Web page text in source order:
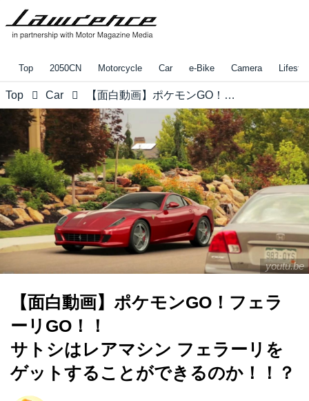
Top 2050CN Motorcycle Car e-Bike Camera
Top Car 【面白動画】ポケモンGO！フェラーリGO！！ サトシはレアマシン フェラーリをゲットすることができるのか！！？
youtu.be
【面白動画】ポケモンGO！フェラ
ーリGO！！
サトシはレアマシン フェラーリを
ゲットすることができるのか！！？